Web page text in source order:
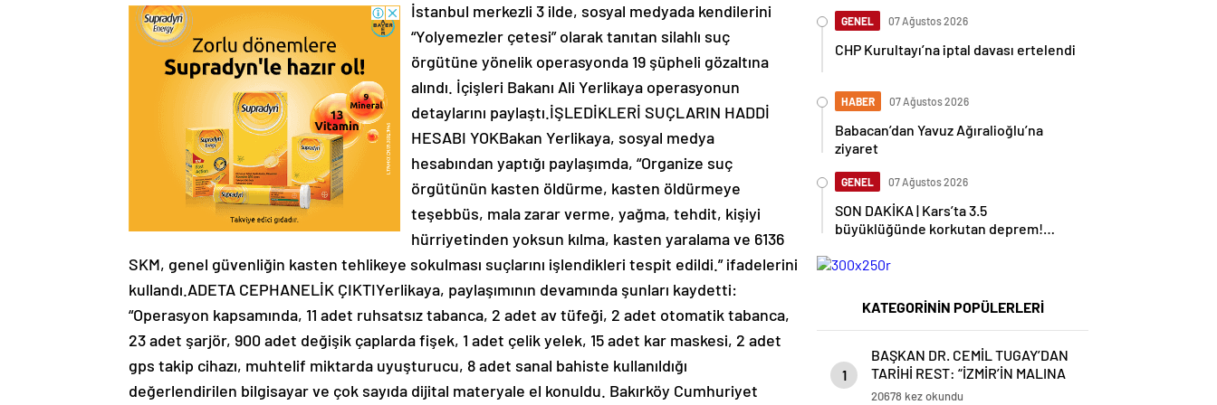
İstanbul merkezli 3 ilde, sosyal medyada kendilerini
“Yolyemezler çetesi” olarak tanıtan silahlı suç
örgütüne yönelik operasyonda 19 şüpheli gözaltına
alındı. İçişleri Bakanı Ali Yerlikaya operasyonun
detaylarını paylaştı.İŞLEDİKLERİ SUÇLARIN HADDİ
HESABI YOKBakan Yerlikaya, sosyal medya
hesabından yaptığı paylaşımda, “Organize suç
örgütünün kasten öldürme, kasten öldürmeye
teşebbüs, mala zarar verme, yağma, tehdit, kişiyi
hürriyetinden yoksun kılma, kasten yaralama ve 6136
SKM, genel güvenliğin kasten tehlikeye sokulması suçlarını işlendikleri tespit edildi.” ifadelerini
kullandı.ADETA CEPHANELİK ÇIKTIYerlikaya, paylaşımının devamında şunları kaydetti:
“Operasyon kapsamında, 11 adet ruhsatsız tabanca, 2 adet av tüfeği, 2 adet otomatik tabanca,
23 adet şarjör, 900 adet değişik çaplarda fişek, 1 adet çelik yelek, 15 adet kar maskesi, 2 adet
gps takip cihazı, muhtelif miktarda uyuşturucu, 8 adet sanal bahiste kullanıldığı
değerlendirilen bilgisayar ve çok sayıda dijital materyale el konuldu. Bakırköy Cumhuriyet
GENEL 07 Ağustos 2026
CHP Kurultayı’na iptal davası ertelendi
HABER 07 Ağustos 2026
Babacan’dan Yavuz Ağıralioğlu’na
ziyaret
GENEL 07 Ağustos 2026
SON DAKİKA | Kars’ta 3.5
büyüklüğünde korkutan deprem!
KATEGORİNİN POPÜLERLERİ
1
BAŞKAN DR. CEMİL TUGAY’DAN
TARİHİ REST: “İZMİR’İN MALINA
ÇÖKTÜRMEM, HALKIN HAKKINI
20678 kez okundu